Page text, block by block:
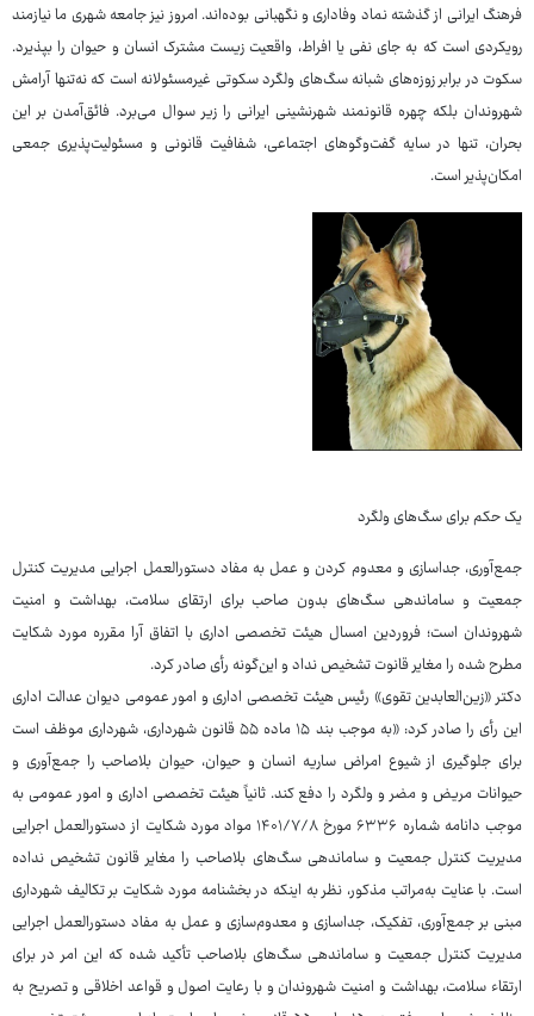
فرهنگ ایرانی از گذشته نماد وفاداری و نگهبانی بوده‌اند. امروز نیز جامعه شهری ما نیازمند
رویکردی است که به جای نفی یا افراط، واقعیت زیست مشترک انسان و حیوان را بپذیرد.
سکوت در برابر زوزه‌های شبانه سگ‌های ولگرد سکوتی غیرمسئولانه است که نه‌تنها آرامش
شهروندان بلکه چهره قانونمند شهرنشینی ایرانی را زیر سوال می‌برد. فائق‌آمدن بر این
بحران، تنها در سایه گفت‌وگوهای اجتماعی، شفافیت قانونی و مسئولیت‌پذیری جمعی
امکان‌پذیر است.
یک حکم برای سگ‌های ولگرد
جمع‌آوری، جداسازی و معدوم کردن و عمل به مفاد دستورالعمل اجرایی مدیریت کنترل
جمعیت و ساماندهی سگ‌های بدون صاحب برای ارتقای سلامت، بهداشت و امنیت
شهروندان است؛ فروردین امسال هیئت تخصصی اداری با اتفاق آرا مقرره مورد شکایت
مطرح شده را مغایر قانوت تشخیص نداد و این‌گونه رأی صادر کرد.
دکتر «زین‌العابدین تقوی» رئیس هیئت تخصصی اداری و امور عمومی دیوان عدالت اداری
این رأی را صادر کرد: «به موجب بند ۱۵ ماده ۵۵ قانون شهرداری، شهرداری موظف است
برای جلوگیری از شیوع امراض ساریه انسان و حیوان، حیوان بلاصاحب را جمع‌آوری و
حیوانات مریض و مضر و ولگرد را دفع کند. ثانیاً هیئت تخصصی اداری و امور عمومی به
موجب دانامه شماره ۶۳۳۶ مورخ ۱۴۰۱/۷/۸ مواد مورد شکایت از دستورالعمل اجرایی
مدیریت کنترل جمعیت و ساماندهی سگ‌های بلاصاحب را مغایر قانون تشخیص نداده
است. با عنایت به‌مراتب مذکور، نظر به اینکه در بخشنامه مورد شکایت بر تکالیف شهرداری
مبنی بر جمع‌آوری، تفکیک، جداسازی و معدوم‌سازی و عمل به مفاد دستورالعمل اجرایی
مدیریت کنترل جمعیت و ساماندهی سگ‌های بلاصاحب تأکید شده که این امر در برای
ارتقاء سلامت، بهداشت و امنیت شهروندان و با رعایت اصول و قواعد اخلاقی و تصریح به